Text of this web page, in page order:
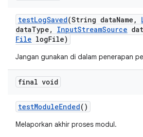
testLogSaved(String dataName ,
dataType , InputStreamSource
File logFile)
Jangan gunakan di dalam penerapan
final void
testModuleEnded()
Melaporkan akhir proses modul.